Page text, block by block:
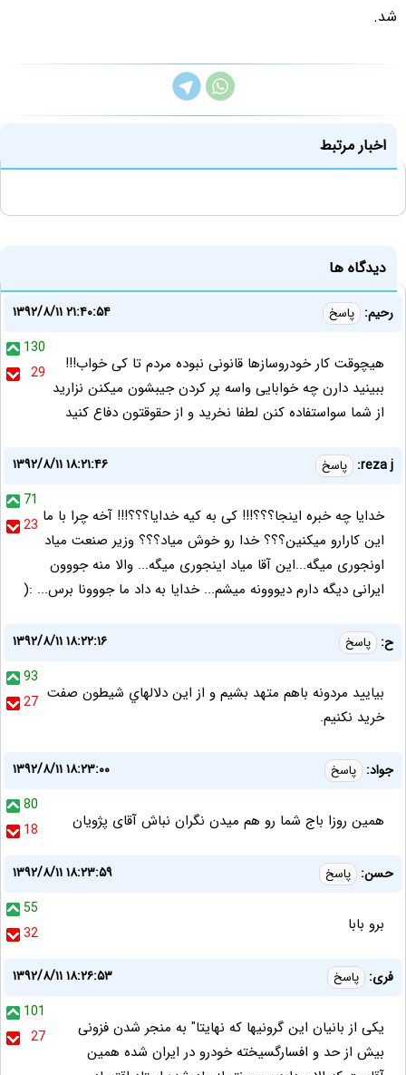
شد.
اخبار مرتبط
دیدگاه ها
رحیم: پاسخ
۱۳۹۲/۸/۱۱ ۲۱:۴۰:۵۴
130
29
هیچوقت کار خودروسازها قانونی نبوده مردم تا کی خواب!!!
ببینید دارن چه خوابایی واسه پر کردن جیبشون میکنن نزارید
از شما سواستفاده کنن لطفا نخرید و از حقوقتون دفاع کنید
reza j: پاسخ
۱۳۹۲/۸/۱۱ ۱۸:۲۱:۴۶
71
23 خدایا چه خبره اینجا؟؟؟!!! کی به کیه خدایا؟؟؟!!! آخه چرا با ما
این کارارو میکنین؟؟؟ خدا رو خوش میاد؟؟؟ وزیر صنعت میاد
اونجوری میگه...این آقا میاد اینجوری میگه... والا منه جووون
ایرانی دیگه دارم دیووونه میشم... خدایا به داد ما جووونا برس... :(
ح: پاسخ
۱۳۹۲/۸/۱۱ ۱۸:۲۲:۱۶
93
27 بياييد مردونه باهم متهد بشيم و از اين دلالهاي شيطون صفت
خريد نکنيم.
جواد: پاسخ
۱۳۹۲/۸/۱۱ ۱۸:۲۳:۰۰
80
18
همین روزا باج شما رو هم میدن نگران نباش آقای پژویان
حسن: پاسخ
۱۳۹۲/۸/۱۱ ۱۸:۲۳:۵۹
55
32
برو بابا
فری: پاسخ
۱۳۹۲/۸/۱۱ ۱۸:۲۶:۵۳
101
27
یکی از بانیان این گرونیها که نهایتا" به منجر شدن فزونی
بیش از حد و افسارگسیخته خودرو در ایران شده همین